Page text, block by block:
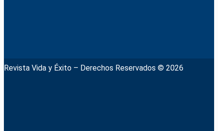
Revista Vida y Éxito – Derechos Reservados © 2026